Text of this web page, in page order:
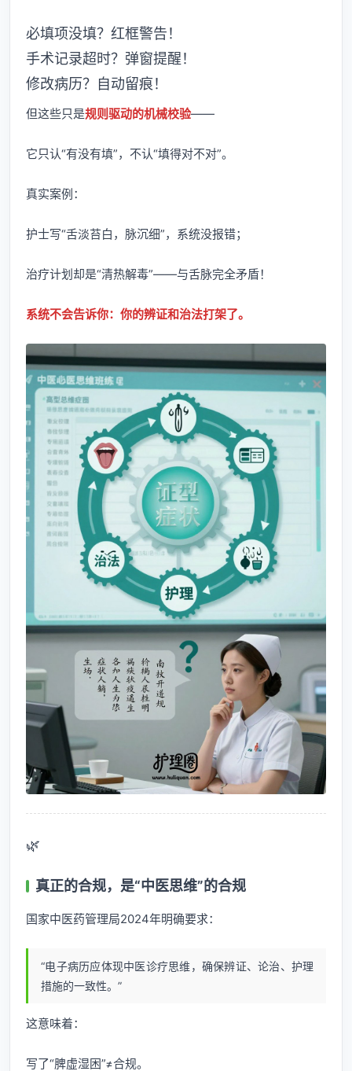
必填项没填？红框警告！
手术记录超时？弹窗提醒！
修改病历？自动留痕！
但这些只是规则驱动的机械校验——
它只认“有没有填”，不认“填得对不对”。
真实案例：
护士写“舌淡苔白，脉沉细”，系统没报错；
治疗计划却是“清热解毒”——与舌脉完全矛盾！
系统不会告诉你：你的辨证和治法打架了。
🌿
真正的合规，是“中医思维”的合规
国家中医药管理局2024年明确要求：
“电子病历应体现中医诊疗思维，确保辨证、论治、护理
措施的一致性。”
这意味着：
写了“脾虚湿困”≠合规。